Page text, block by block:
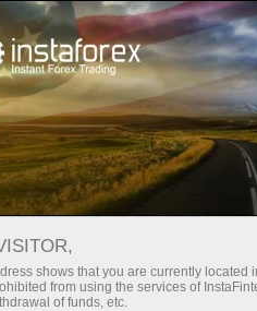
Pembukaan akaun segera
Pedagang
Baru
Untuk Pelabur
shows that you are currently located
from using the services of
of funds, etc.